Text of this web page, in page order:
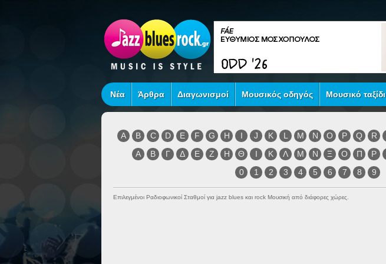
Νέα Άρθρα Διαγωνισμοί Μουσικός οδηγός Μουσικό ταξίδι
A B C D E F G H I J K L M N O P Q R
Α
Β Γ Δ Ε Ζ Η Θ Ι Κ Λ Μ Ν Ξ Ο Π Ρ
0
1 2 3 4 5 6 7 8 9
Επιλεγμένοι Ραδιοφωνικοί Σταθμοί για jazz blues και rock Μουσική από διάφορες χώρες.